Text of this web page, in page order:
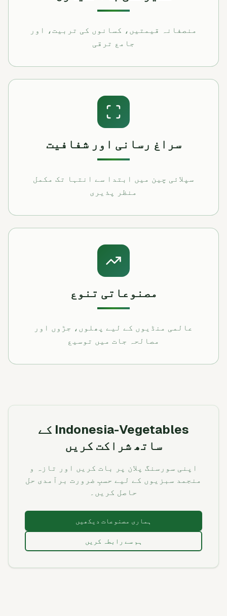
منصفانہ قیمتیں، کسانوں کی تربیت، اور
جامع ترقی
سراغ رسانی اور شفافیت
سپلائی چین میں ابتدا سے انتہا تک مکمل
منظر پذیری
مصنوعاتی تنوع
عالمی منڈیوں کے لیے پھلوں، جڑوں اور
مصالحہ جات میں توسیع
Indonesia-Vegetables کے
ساتھ شراکت کریں
اپنی سورسنگ پلان پر بات کریں اور تازہ و
منجمد سبزیوں کے لیے حسبِ ضرورت برآمدی حل
حاصل کریں۔
ہماری مصنوعات دیکھیں
ہم سے رابطہ کریں